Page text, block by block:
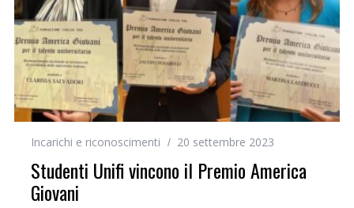
Incarichi e riconoscimenti 20 settembre 2023
Studenti Unifi vincono il Premio America
Giovani